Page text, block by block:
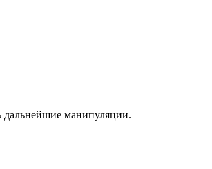
дальнейшие манипуляции.